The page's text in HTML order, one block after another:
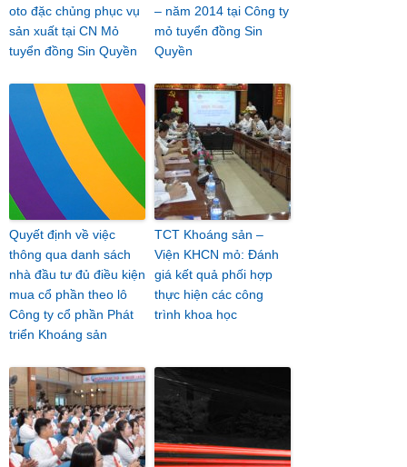
oto đặc chủng phục vụ
sản xuất tại CN Mỏ
tuyển đồng Sin Quyền
– năm 2014 tại Công ty
mỏ tuyển đồng Sin
Quyền
Quyết định về việc
thông qua danh sách
nhà đầu tư đủ điều kiện
mua cổ phần theo lô
Công ty cổ phần Phát
triển Khoáng sản
TCT Khoáng sản –
Viện KHCN mỏ: Đánh
giá kết quả phối hợp
thực hiện các công
trình khoa học